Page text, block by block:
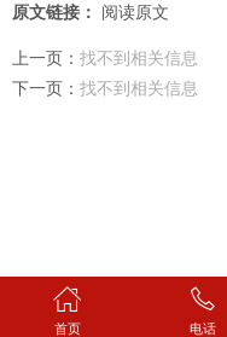
原文链接：
阅读原文
上一页： 找不到相关信息
下一页： 找不到相关信息
首页 电话